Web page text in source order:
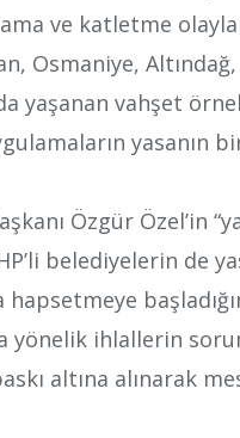
ve katletme
Osmaniye,
yaşanan vahşet
yasanın
Özgür Özel’in
belediyelerin de
yönelik ihlallerin
altına alınarak